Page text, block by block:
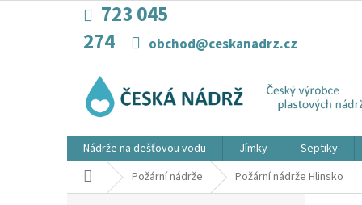
723 045
274
obchod@ceskanadrz.cz
Nádrže na dešťovou vodu Jímky Septiky
Domů Požární nádrže Požární nádrže Hlinsko